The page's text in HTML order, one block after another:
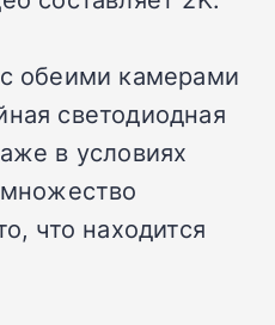
обеими камерами
светодиодная
в условиях
что находится